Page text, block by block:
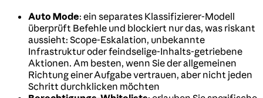
Auto Mode: ein separates Klassifizierer-Modell
überprüft Befehle und blockiert nur das, was riskant
aussieht: Scope-Eskalation, unbekannte
Infrastruktur oder feindselige-Inhalts-getriebene
Aktionen. Am besten, wenn Sie der allgemeinen
Richtung einer Aufgabe vertrauen, aber nicht jeden
Schritt durchklicken möchten